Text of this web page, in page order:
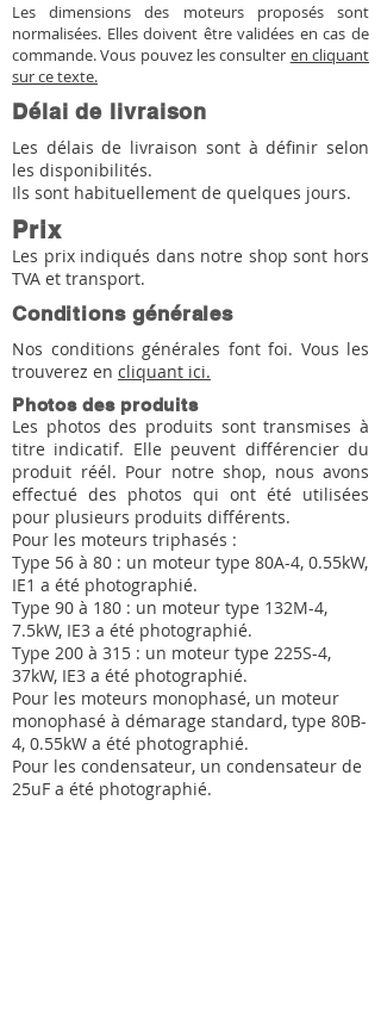
Les dimensions des moteurs proposés sont
normalisées. Elles doivent être validées en cas de
commande. Vous pouvez les consulter en cliquant
sur ce texte.
Délai de livraison
Les délais de livraison sont à définir selon
les disponibilités.
Ils sont habituellement de quelques jours.
Prix
Les prix indiqués dans notre shop sont hors
TVA et transport.
Conditions générales
Nos conditions générales font foi. Vous les
trouverez en cliquant ici.
Photos des produits
Les photos des produits sont transmises à
titre indicatif. Elle peuvent différencier du
produit réél. Pour notre shop, nous avons
effectué des photos qui ont été utilisées
pour plusieurs produits différents.
Pour les moteurs triphasés :
Type 56 à 80 : un moteur type 80A-4, 0.55kW,
IE1 a été photographié.
Type 90 à 180 : un moteur type 132M-4,
7.5kW, IE3 a été photographié.
Type 200 à 315 : un moteur type 225S-4,
37kW, IE3 a été photographié.
Pour les moteurs monophasé, un moteur
monophasé à démarage standard, type 80B-
4, 0.55kW a été photographié.
Pour les condensateur, un condensateur de
25uF a été photographié.